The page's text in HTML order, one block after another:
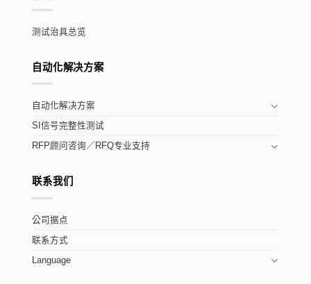
测试治具总览
自动化解决方案
自动化解决方案
SI信号完整性测试
RFP顾问咨询／RFQ专业支持
联系我们
公司据点
联系方式
Language